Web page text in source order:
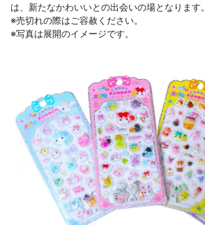
は、新たなかわいいとの出会いの場となります。
※売切れの際はご容赦ください。
※写真は展開のイメージです。